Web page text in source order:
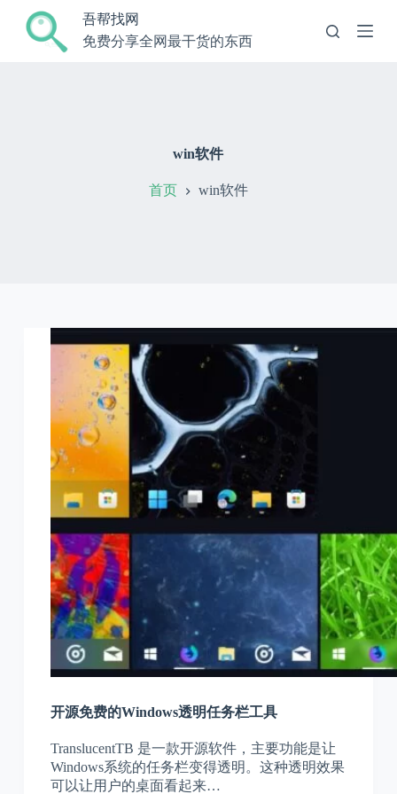
跳
过
吾帮找网
免费分享全网最干货的东西
win软件
首页 win软件
开源免费的Windows透明任务栏工具
TranslucentTB 是一款开源软件，主要功能是让
Windows系统的任务栏变得透明。这种透明效果
可以让用户的桌面看起来…